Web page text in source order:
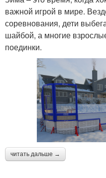
важной игрой в мире.
соревнования, дети
шайбой, а многие
поединки.
читать дальше →